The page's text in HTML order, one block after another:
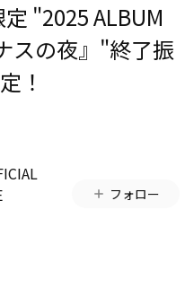
"2025 ALBUM
スの夜』"終了振
！
フォロー